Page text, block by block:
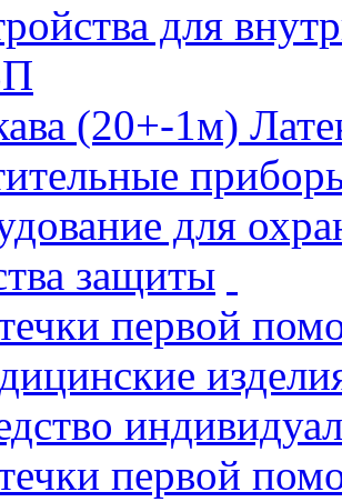
для
(20+-1м)
для
защиты
первой
первой